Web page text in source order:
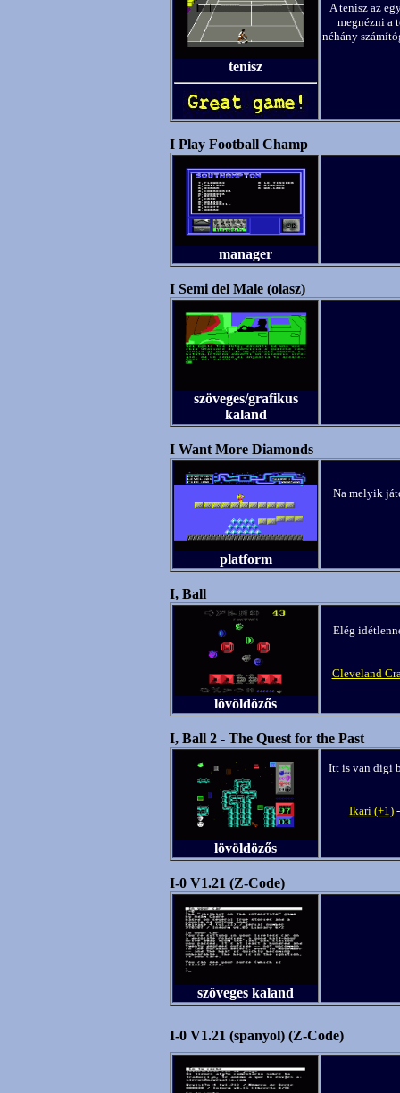
tenisz
A tenisz az
megnézni a
néhány
I Play Football Champ
manager
I Semi del Male (olasz)
szöveges/grafikus
kaland
I Want More Diamonds
platform
Na melyik
I, Ball
lövöldözős
Elég
Cleveland
I, Ball 2 - The Quest for the Past
lövöldözős
Itt is van digi
Ikari (+1)
I-0 V1.21 (Z-Code)
szöveges kaland
I-0 V1.21 (spanyol) (Z-Code)